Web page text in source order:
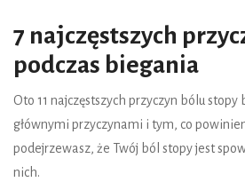
7 najczęstszych
podczas biegania
Oto 11 najczęstszych przyczyn bólu stopy
głównymi przyczynami i tym, co
podejrzewasz, że Twój ból stopy jest
nich.